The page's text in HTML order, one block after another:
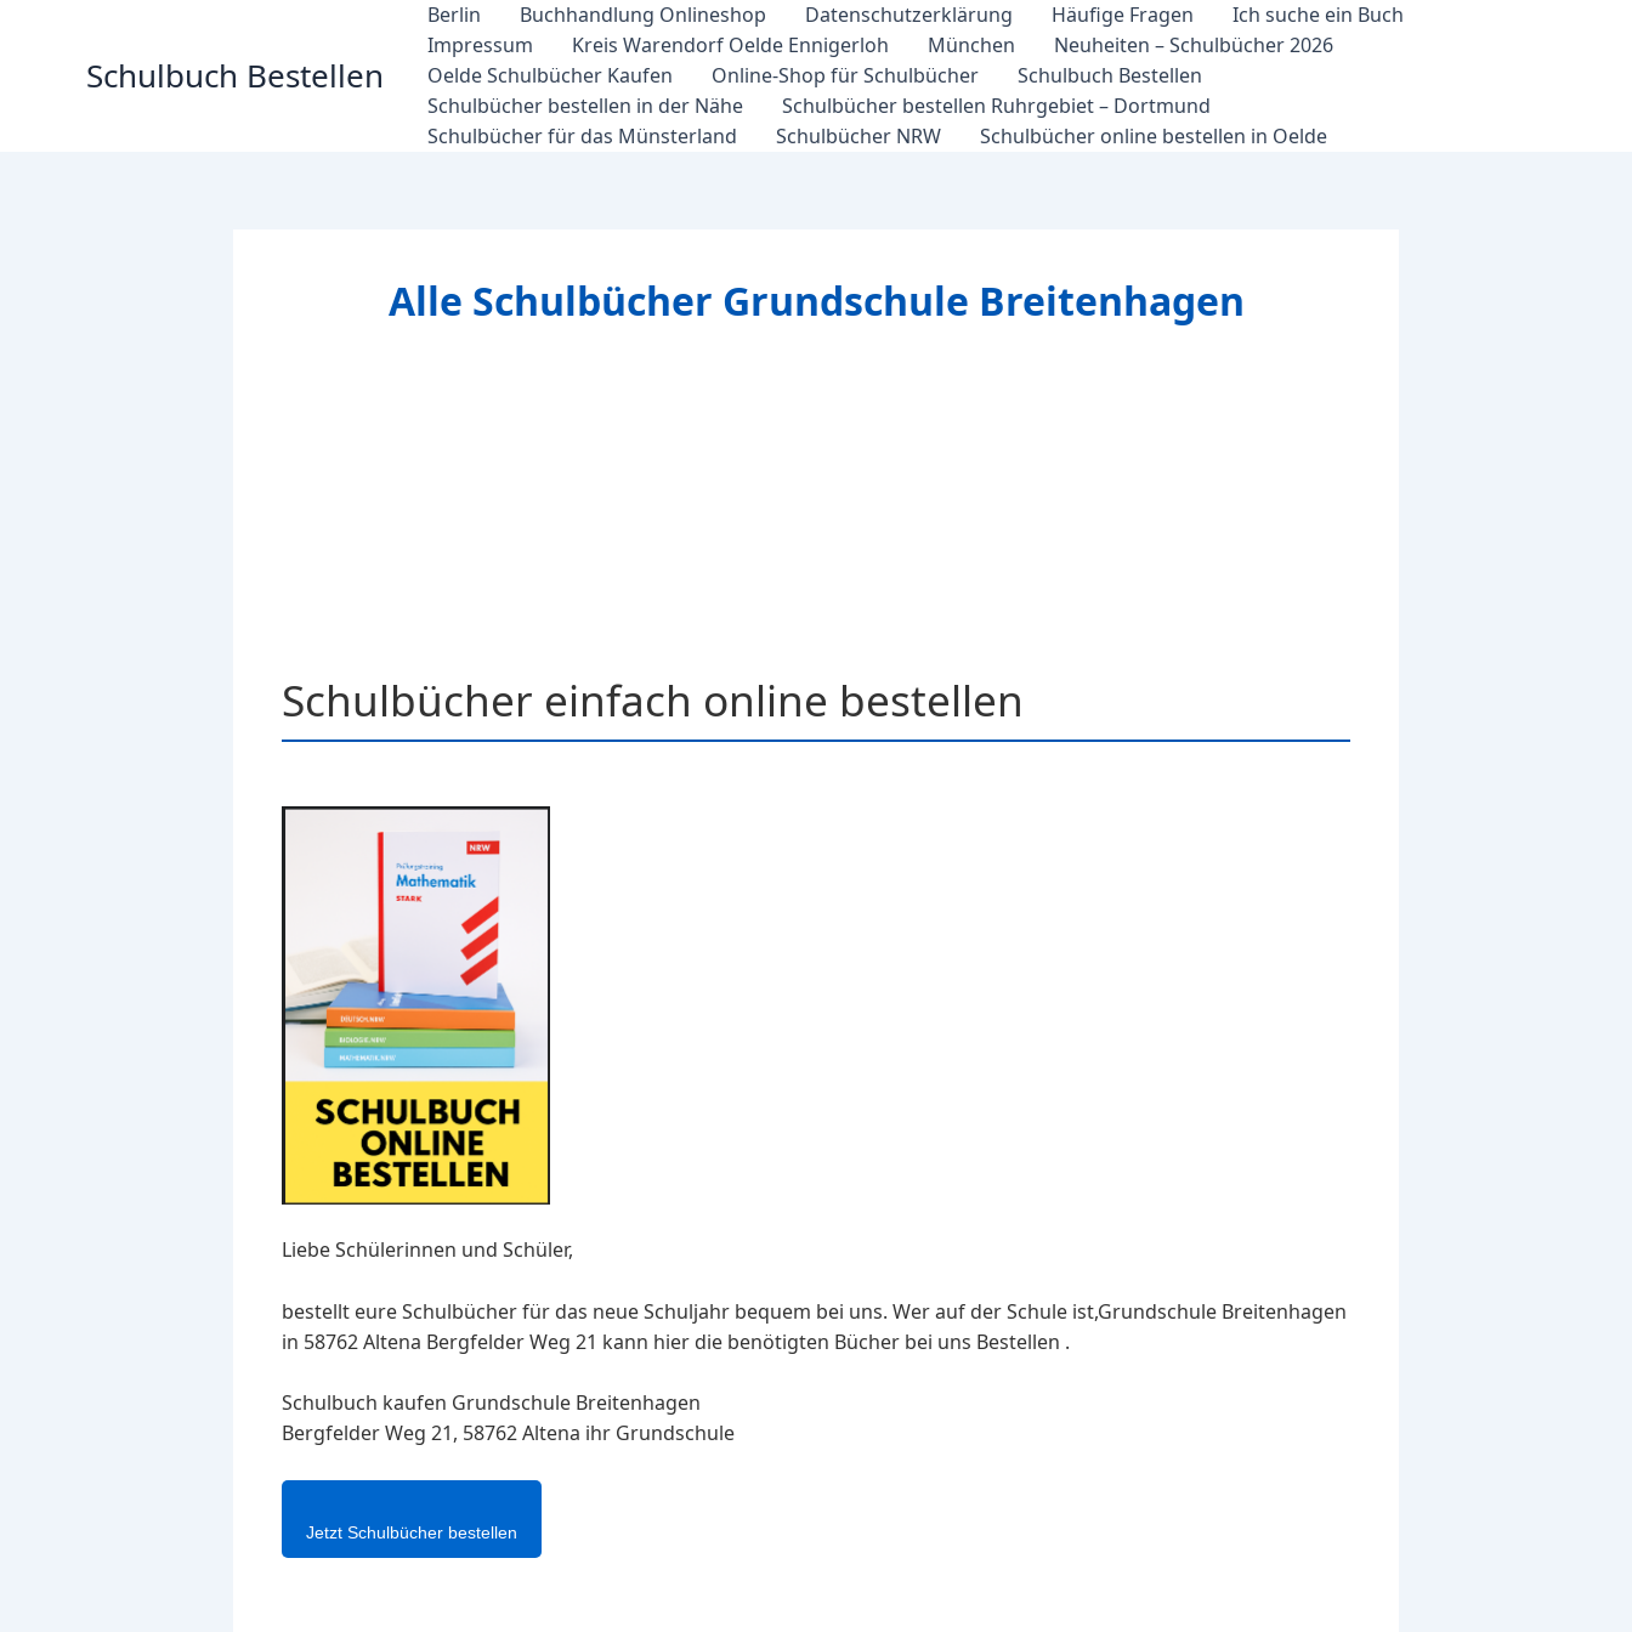
Schulbuch Bestellen
Berlin Buchhandlung Onlineshop Datenschutzerklärung Häufige Fragen
Ich suche ein Buch
Impressum
Kreis Warendorf Oelde Ennigerloh München
Neuheiten – Schulbücher 2026
Oelde Schulbücher Kaufen
Online-Shop für Schulbücher
Schulbuch Bestellen
Schulbücher bestellen in der Nähe
Schulbücher bestellen Ruhrgebiet – Dortmund
Schulbücher für das Münsterland
Schulbücher NRW Schulbücher online bestellen in Oelde
Alle Schulbücher Grundschule Breitenhagen
Schulbücher einfach online bestellen
Liebe Schülerinnen und Schüler,
bestellt eure Schulbücher für das neue Schuljahr bequem bei uns. Wer auf der Schule ist,Grundschule Breitenhagen
in 58762 Altena Bergfelder Weg 21 kann hier die benötigten Bücher bei uns Bestellen .
Schulbuch kaufen Grundschule Breitenhagen
Bergfelder Weg 21, 58762 Altena ihr Grundschule
Jetzt Schulbücher bestellen